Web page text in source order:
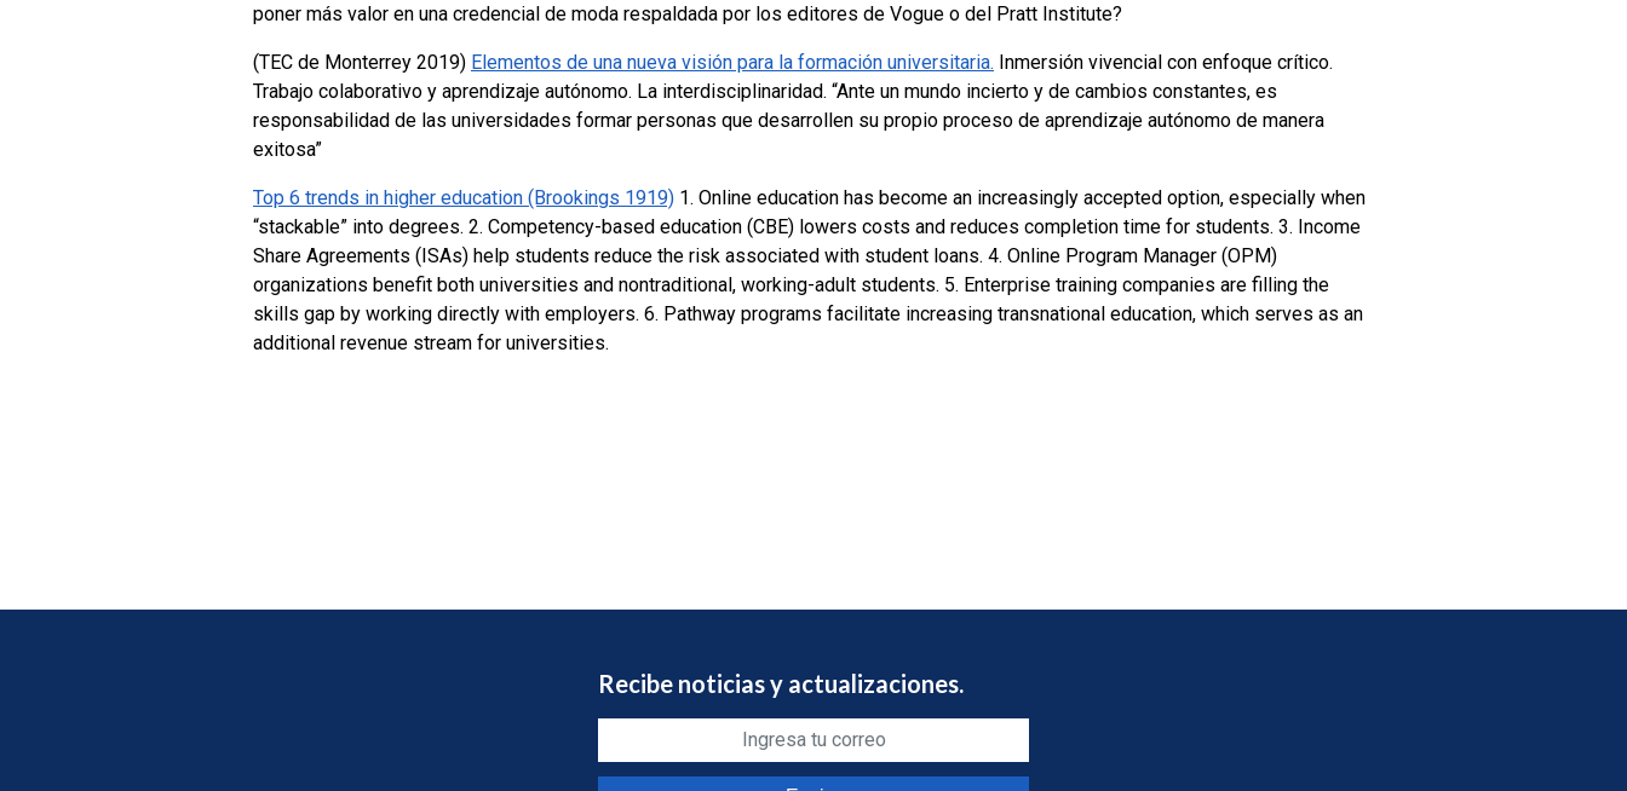
poner más valor en una credencial de moda respaldada por los editores de Vogue o del Pratt Institute?
(TEC de Monterrey 2019) Elementos de una nueva visión para la formación universitaria. Inmersión vivencial con enfoque crítico.
Trabajo colaborativo y aprendizaje autónomo. La interdisciplinaridad. “Ante un mundo incierto y de cambios constantes, es
responsabilidad de las universidades formar personas que desarrollen su propio proceso de aprendizaje autónomo de manera
exitosa”
Top 6 trends in higher education (Brookings 1919) 1. Online education has become an increasingly accepted option, especially when
“stackable” into degrees. 2. Competency-based education (CBE) lowers costs and reduces completion time for students. 3. Income
Share Agreements (ISAs) help students reduce the risk associated with student loans. 4. Online Program Manager (OPM)
organizations benefit both universities and nontraditional, working-adult students. 5. Enterprise training companies are filling the
skills gap by working directly with employers. 6. Pathway programs facilitate increasing transnational education, which serves as an
additional revenue stream for universities.
Recibe noticias y actualizaciones.